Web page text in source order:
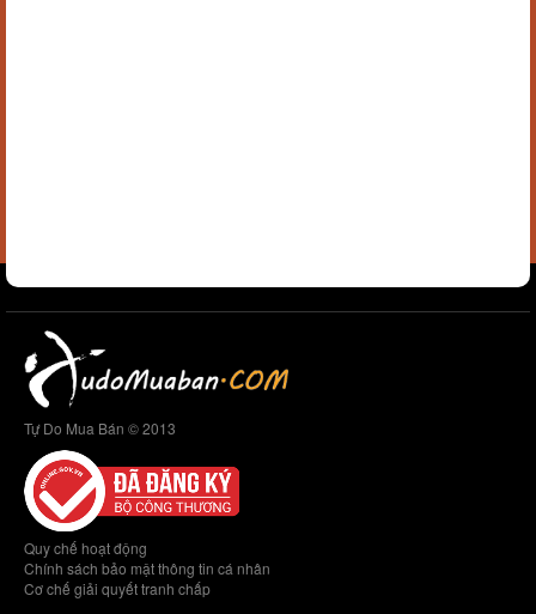
Tự Do Mua Bán © 2013
Quy chế hoạt động
Chính sách bảo mật thông tin cá nhân
Cơ chế giải quyết tranh chấp